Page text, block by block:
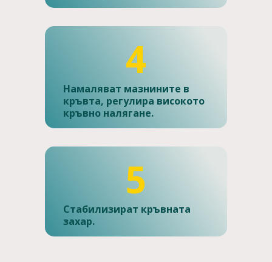
4
Намаляват мазнините в
кръвта, регулира високото
кръвно налягане.
5
Стабилизират кръвната
захар.